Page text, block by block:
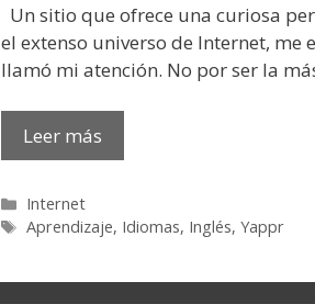
Un sitio que ofrece una curiosa
el extenso universo de Internet,
llamó mi atención. No por ser la
Leer más
Categorías
Internet
Etiquetas
Aprendizaje, Idiomas, Inglés,Yappr